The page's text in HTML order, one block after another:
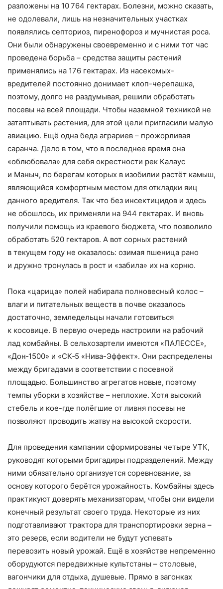
разложены на 10 764 гектарах. Болезни, можно сказать,
не одолевали, лишь на незначительных участках
появлялись септориоз, пиренофороз и мучнистая роса.
Они были обнаружены своевременно и с ними тот час
проведена борьба – средства защиты растений
применялись на 176 гектарах. Из насекомых-
вредителей постоянно донимает клоп-черепашка,
поэтому, долго не раздумывая, решили обработать
посевы на всей площади. Чтобы наземной техникой не
затаптывать растения, для этой цели пригласили малую
авиацию. Ещё одна беда аграриев – прожорливая
саранча. Дело в том, что в последнее время она
«облюбовала» для себя окрестности рек Калаус
и Маныч, по берегам которых в изобилии растёт камыш,
являющийся комфортным местом для откладки яиц
данного вредителя. Так что без инсектицидов и здесь
не обошлось, их применяли на 944 гектарах. И вновь
получили помощь из краевого бюджета, что позволило
обработать 520 гектаров. А вот сорных растений
в текущем году не оказалось: озимая пшеница рано
и дружно тронулась в рост и «забила» их на корню.
Пока «царица» полей набирала полновесный колос –
влаги и питательных веществ в почве оказалось
достаточно, земледельцы начали готовиться
к косовице. В первую очередь настроили на рабочий
лад комбайны. В сельхозартели имеются «ПАЛЕССЕ»,
«Дон‑1500» и «СК‑5 «Нива-Эффект». Они распределены
между бригадами в соответствии с посевной
площадью. Большинство агрегатов новые, поэтому
темпы уборки в хозяйстве – неплохие. Хотя высокий
стебель и кое-где полёгшие от ливня посевы не
позволяют проводить жатву на высокой скорости.
Для проведения кампании сформированы четыре УТК,
руководят которыми бригадиры подразделений. Между
ними обязательно организуется соревнование, за
основу которого берётся урожайность. Комбайны здесь
практикуют доверять механизаторам, чтобы они видели
конечный результат своего труда. Некоторые из них
подготавливают трактора для транспортировки зерна –
это резерв, если водители не будут успевать
перевозить новый урожай. Ещё в хозяйстве непременно
оборудуются передвижные культстаны – столовые,
вагончики для отдыха, душевые. Прямо в загонках